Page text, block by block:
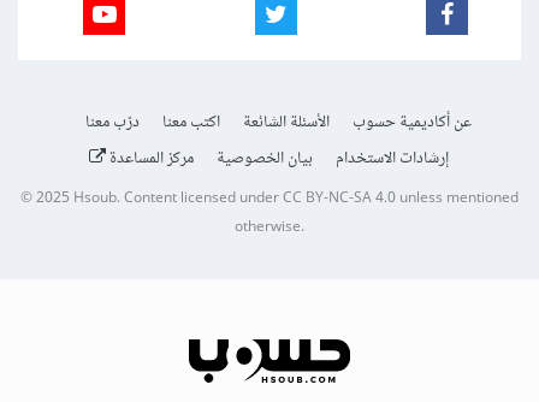
عن أكاديمية حسوب الأسئلة الشائعة اكتب معنا
درّب معنا
إرشادات الاستخدام
بيان الخصوصية مركز المساعدة
© 2025Hsoub.Content licensed underCC BY-NC-SA 4.0unless mentioned
otherwise.